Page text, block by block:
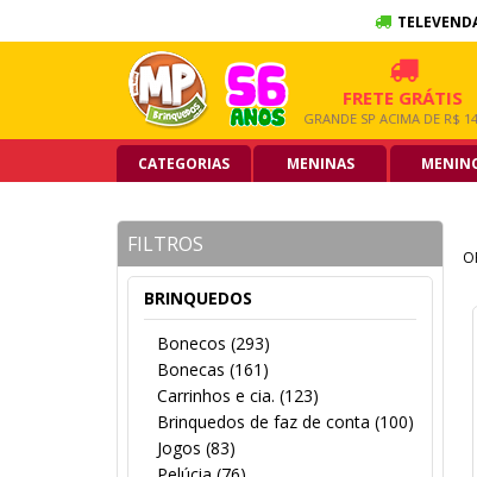
10X SEM JUROS
NO CARTÃO DE CRÉDITO
FRETE GRÁTIS
GRANDE SP ACIMA DE R$ 149,90
CATEGORIAS MENINAS
FILTROS
BRINQUEDOS
Bonecos (293)
Bonecas (161)
Carrinhos e cia. (123)
Brinquedos de faz de conta (100)
Jogos (83)